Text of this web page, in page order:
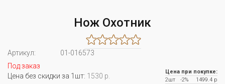
Нож Охотник
Артикул:
01-016573
Под заказ
Цена без скидки за 1шт: 1530 р.
Цена при покупке:
2шт
-2%
1499.4 р